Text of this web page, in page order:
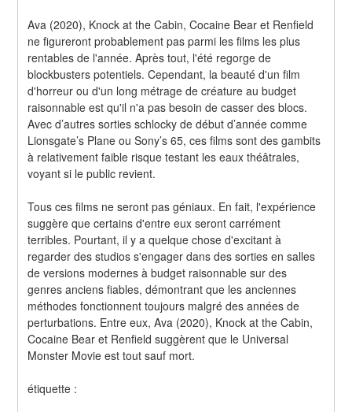
Ava (2020), Knock at the Cabin, Cocaine Bear et Renfield
ne figureront probablement pas parmi les films les plus
rentables de l'année. Après tout, l'été regorge de
blockbusters potentiels. Cependant, la beauté d'un film
d'horreur ou d'un long métrage de créature au budget
raisonnable est qu'il n'a pas besoin de casser des blocs.
Avec d’autres sorties schlocky de début d’année comme
Lionsgate’s Plane ou Sony’s 65, ces films sont des gambits
à relativement faible risque testant les eaux théâtrales,
voyant si le public revient.
Tous ces films ne seront pas géniaux. En fait, l'expérience
suggère que certains d'entre eux seront carrément
terribles. Pourtant, il y a quelque chose d'excitant à
regarder des studios s'engager dans des sorties en salles
de versions modernes à budget raisonnable sur des
genres anciens fiables, démontrant que les anciennes
méthodes fonctionnent toujours malgré des années de
perturbations. Entre eux, Ava (2020), Knock at the Cabin,
Cocaine Bear et Renfield suggèrent que le Universal
Monster Movie est tout sauf mort.
étiquette :